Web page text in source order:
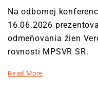
Na odbornej
16.06.2026
odmeňovania žien
rovnosti MPSVR SR.
Read More